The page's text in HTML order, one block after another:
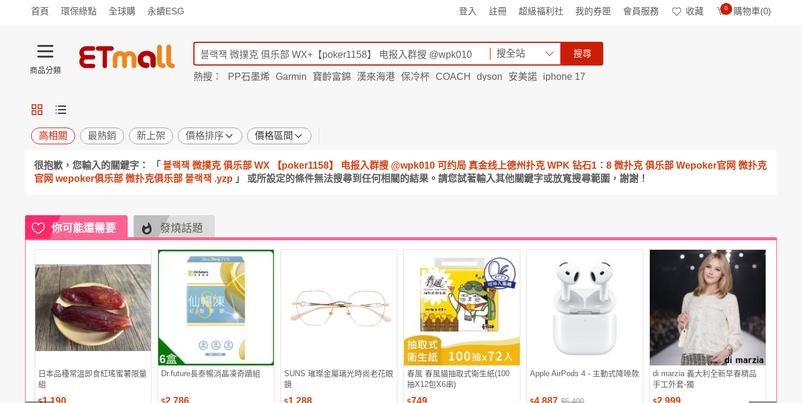
首頁 環保綠點 全球購 永續ESG 登入 註冊 超級福利社 我的券匣 會員服務 收藏 0 購物車(0)
商品分類
旅遊
寵物
保健
用品 機能
窈窕
日用
紙品 清潔
口腔
鍋具
杯瓶 廚衛
休閒
寢具
家具 收納
宗教
Apple
小米 手機平板
穿戴
電腦
週邊 電玩
耳機
保養
彩妝 美髮 香氛
搜全站 搜尋
熱搜： PP石墨烯 Garmin 寶齡富錦 漢來海港 保冷杯 COACH dyson 安美諾
iphone 17
高相關 最熱銷 新上架 價格排序 價格區間
很抱歉，您輸入的關鍵字： 「 블랙잭 微撲克 俱乐部 WX 【poker1158】 电报入群搜 @wpk010 可约局 真金线上德州扑克 WPK 钻石1：8 微扑克 俱乐部 Wepoker官网 微扑克
官网 wepoker俱乐部 微扑克俱乐部 블랙잭 .yzp 」 或所設定的條件無法搜尋到任何相關的結果。請您試著輸入其他關鍵字或放寬搜尋範圍，謝謝！
你可能還需要 發燒話題
日本品種常溫即食紅瑤蜜薯限量
組
1,190
Dr.future長泰暢消晶凍奇蹟組
2,786
SUNS 璀璨金屬璃光時尚老花眼
鏡
1,288
春風 春風貓抽取式衛生紙(100
抽X12包X6串)
749
Apple AirPods 4 - 主動式降噪款
4,887
di marzia 義大利全新早春精品
手工外套-獨
2,999